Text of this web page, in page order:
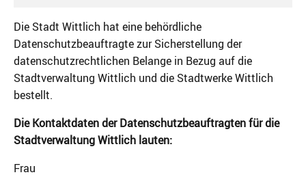
Die Stadt Wittlich hat eine behördliche
Datenschutzbeauftragte zur Sicherstellung der
datenschutzrechtlichen Belange in Bezug auf die
Stadtverwaltung Wittlich und die Stadtwerke Wittlich
bestellt.
Die Kontaktdaten der Datenschutzbeauftragten für die
Stadtverwaltung Wittlich lauten:
Frau